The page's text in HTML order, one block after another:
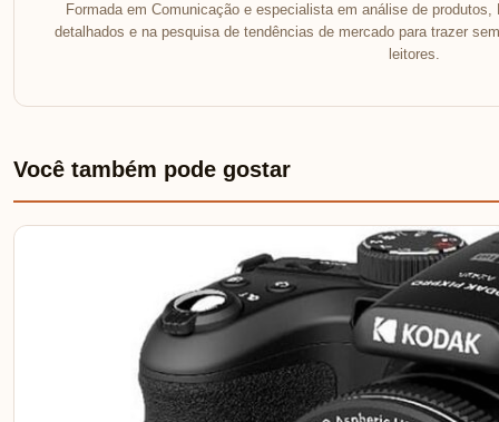
Formada em Comunicação e especialista em análise de
detalhados e na pesquisa de tendências de mercado para trazer
leitores.
Você também pode gostar